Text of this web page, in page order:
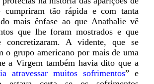
cumpriram tão rápida e com tanta
mais ênfase ao que Anathalie vê
que lhe foram mostrados e que
concretizaram. A vidente, que se
o grupo americano por mais de uma
a Virgem também havia dito que a
atravessar muitos sofrimentos” e